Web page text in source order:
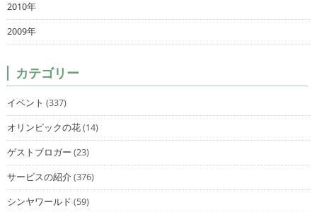
2010年
2009年
カテゴリー
イベント (337)
オリンピックの花(14)
ゲストブロガー (23)
サービスの紹介(376)
シンヤワールド (59)